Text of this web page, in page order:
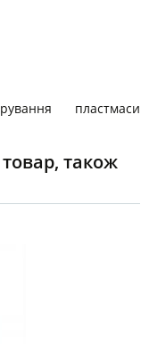
пластмаси
також